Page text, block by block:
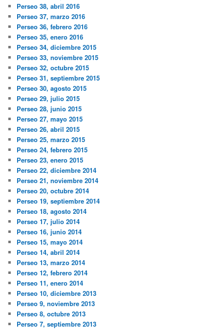
Perseo 38, abril 2016
Perseo 37, marzo 2016
Perseo 36, febrero 2016
Perseo 35, enero 2016
Perseo 34, diciembre 2015
Perseo 33, noviembre 2015
Perseo 32, octubre 2015
Perseo 31, septiembre 2015
Perseo 30, agosto 2015
Perseo 29, julio 2015
Perseo 28, junio 2015
Perseo 27, mayo 2015
Perseo 26, abril 2015
Perseo 25, marzo 2015
Perseo 24, febrero 2015
Perseo 23, enero 2015
Perseo 22, diciembre 2014
Perseo 21, noviembre 2014
Perseo 20, octubre 2014
Perseo 19, septiembre 2014
Perseo 18, agosto 2014
Perseo 17, julio 2014
Perseo 16, junio 2014
Perseo 15, mayo 2014
Perseo 14, abril 2014
Perseo 13, marzo 2014
Perseo 12, febrero 2014
Perseo 11, enero 2014
Perseo 10, diciembre 2013
Perseo 9, noviembre 2013
Perseo 8, octubre 2013
Perseo 7, septiembre 2013